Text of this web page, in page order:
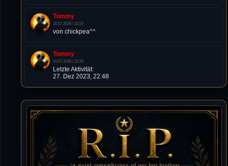
Tommy
10.07.2026 / 22:25
von chickpea^^
Tommy
10.07.2026 / 22:25
Letzte Aktivität:
27. Dez 2023, 22:48
DieWildeHilde
10.07.2026 / 12:48
Happy Birthday Chickpea
DieWildeHilde
10.07.2026 / 10:08
Hallo meine Lieben!